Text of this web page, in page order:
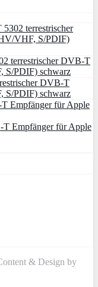
terrestrischer
VHF, S/PDIF)
terrestrischer DVB-T
S/PDIF) schwarz
DVB-T
S/PDIF) schwarz
Empfänger für Apple
Empfänger für Apple
& Design by